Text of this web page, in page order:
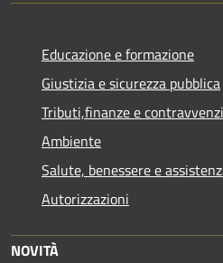
Educazione e formazione
Giustizia e sicurezza pubblica
Tributi,finanze e
Ambiente
Salute, benessere e
Autorizzazioni
NOVITÀ